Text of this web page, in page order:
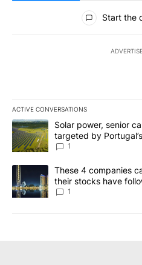
All Comments
Start the
ACTIVE CONVERSATIONS
The following is a list of the
A trending article titled "Solar
Solar power, senior
targeted by
News 8
1
A trending article titled "These
These 4 companies
their stocks have
1